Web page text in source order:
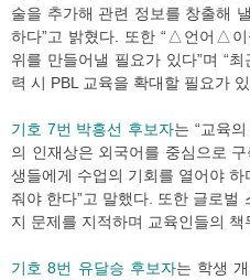
술을 추가해 관련 정보를 창출해
하다”고 밝혔다. 또한 “△언어△
위를 만들어낼 필요가 있다”며 “
력 시 PBL 교육을 확대할 필요가
기호 7번 박흥선 후보자는 “교육
의 인재상은 외국어를 중심으로
생들에게 수업의 기회를 열어야
줘야 한다”고 말했다. 또한 글로벌
지 문제를 지적하며 교육인들의 책
기호 8번 유달승 후보자는 학생